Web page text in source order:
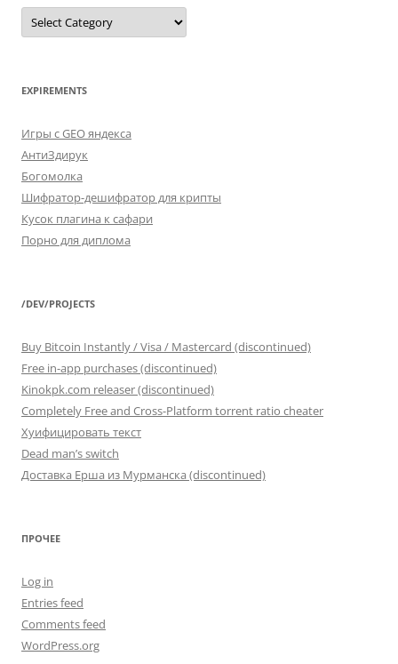
SELECT
FROM
EXPIREMENTS
Игры с GEO яндекса
АнтиЗдирук
Богомолка
Шифратор-дешифратор для крипты
Кусок плагина к сафари
Порно для диплома
/DEV/PROJECTS
Buy Bitcoin Instantly / Visa / Mastercard (discontinued)
Free in-app purchases (discontinued)
Kinokpk.com releaser (discontinued)
Completely Free and Cross-Platform torrent ratio cheater
Хуифицировать текст
Dead man’s switch
Доставка Ерша из Мурманска (discontinued)
ПРОЧЕЕ
Log in
Entries feed
Comments feed
WordPress.org